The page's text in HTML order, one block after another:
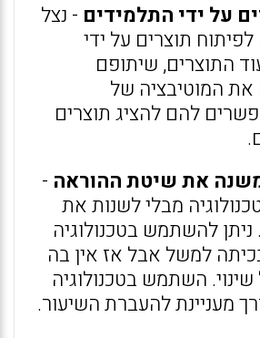
על ידי התלמידים - נצל
תוצרים על ידי
התוצרים, שיתופם
המוטיבציה של
להם להציג תוצרים
משנה את שיטת ההוראה -
מבלי לשנות את
להשתמש בטכנולוגיה
למשל אבל אז אין בה
השתמש בטכנולוגיה
מעניינת להעברת השיעור.